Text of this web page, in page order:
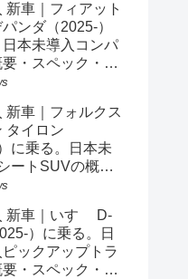
新車｜フィアット
ンダ（2025-）
本未導入コンパ
・スペック・価
新車｜フォルクス
タイロン
に乗る。日本未
ートSUVの概
ック・価格の情
新車｜いすゞ D-
）に乗る。日
ックアップトラ
・スペック・価